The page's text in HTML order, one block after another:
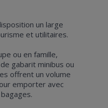
un large
et utilitaires.
ou en famille,
gabarit minibus ou
offrent un volume
emporter avec